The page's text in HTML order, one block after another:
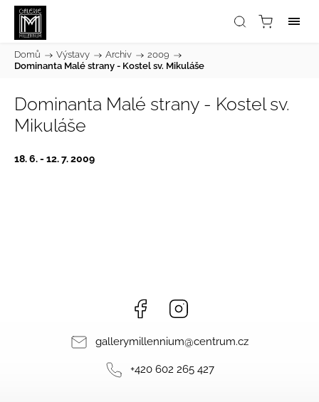
Domů / Výstavy / Archiv / 2009 /
Dominanta Malé strany - Kostel sv. Mikuláše
Dominanta Malé strany - Kostel sv.
Mikuláše
18. 6. - 12. 7. 2009
Facebook
gallerymillennium@centrum.cz
+420 602 265 427